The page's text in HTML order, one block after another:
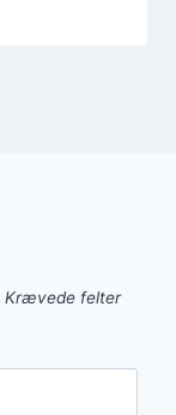
Krævede felter